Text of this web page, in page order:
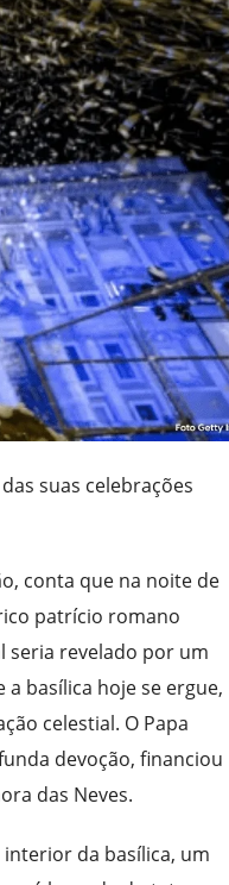
suas celebrações
conta que na noite de
patrício romano
seria revelado por um
basílica hoje se ergue,
celestial. O Papa
devoção, financiou
das Neves.
da basílica, um